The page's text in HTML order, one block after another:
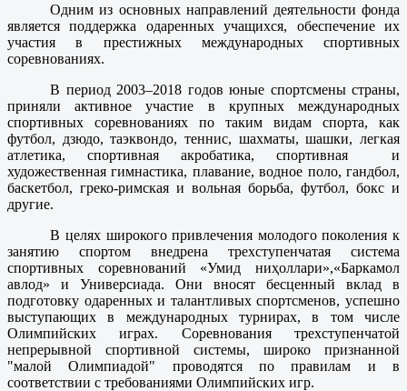
Одним из основных направлений деятельности фонда
является поддержка одаренных учащихся, обеспечение их
участия в престижных международных спортивных
соревнованиях.
В период 2003–2018 годов юные спортсмены страны,
приняли активное участие в крупных международных
спортивных соревнованиях по таким видам спорта, как
футбол, дзюдо, таэквондо, теннис, шахматы, шашки, легкая
атлетика, спортивная акробатика, спортивная и
художественная гимнастика, плавание, водное поло, гандбол,
баскетбол, греко-римская и вольная борьба, футбол, бокс и
другие.
В целях широкого привлечения молодого поколения к
занятию спортом внедрена трехступенчатая система
спортивных соревнований «Умид ниҳоллари»,«Баркамол
авлод» и Универсиада. Они вносят бесценный вклад в
подготовку одаренных и талантливых спортсменов, успешно
выступающих в международных турнирах, в том числе
Олимпийских играх. Соревнования трехступенчатой
непрерывной спортивной системы, широко признанной
"малой Олимпиадой" проводятся по правилам и в
соответствии с требованиями Олимпийских игр.